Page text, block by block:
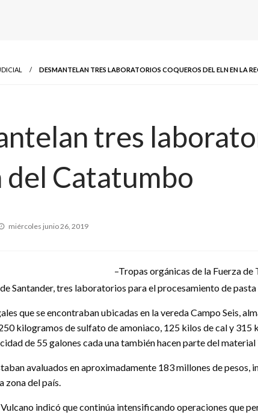
DESMANTELAN TRES LABORATORIOS COQUEROS DEL ELN EN LA
tres
del Catatumbo
Publicado
miércoles junio 26, 2019
–Tropas orgánicas de la Fuerza
Santander, tres laboratorios para el procesamiento de
que se encontraban ubicadas en la vereda Campo Seis,
kilogramos de sulfato de amoniaco, 125 kilos de cal y
de 55 galones cada una también hacen parte del material
avaluados en aproximadamente 183 millones de
zona del país.
Vulcano indicó que continúa intensificando operaciones que